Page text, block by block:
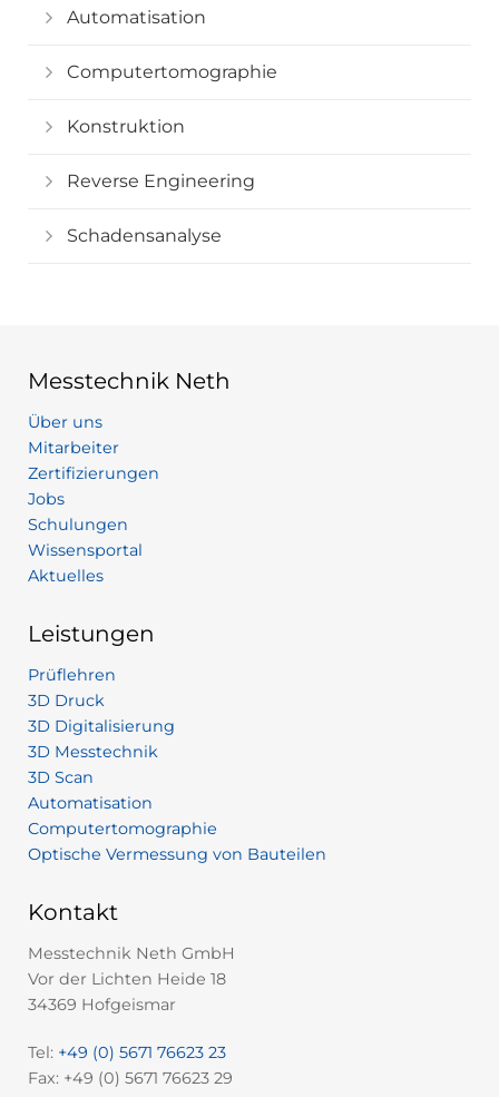
Automatisation
Computertomographie
Konstruktion
Reverse Engineering
Schadensanalyse
Messtechnik Neth
Über uns
Mitarbeiter
Zertifizierungen
Jobs
Schulungen
Wissensportal
Aktuelles
Leistungen
Prüflehren
3D Druck
3D Digitalisierung
3D Messtechnik
3D Scan
Automatisation
Computertomographie
Optische Vermessung von Bauteilen
Kontakt
Messtechnik Neth GmbH
Vor der Lichten Heide 18
34369 Hofgeismar
Tel: +49 (0) 5671 76623 23
Fax: +49 (0) 5671 76623 29